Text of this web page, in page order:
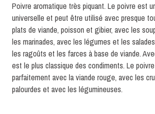
Poivre aromatique très piquant. Le poivre est
universelle et peut être utilisé avec presque
plats de viande, poisson et gibier, avec les
les marinades, avec les légumes et les
les ragoûts et les farces à base de viande.
est le plus classique des condiments. Le
parfaitement avec la viande rouge, avec les
palourdes et avec les légumineuses.